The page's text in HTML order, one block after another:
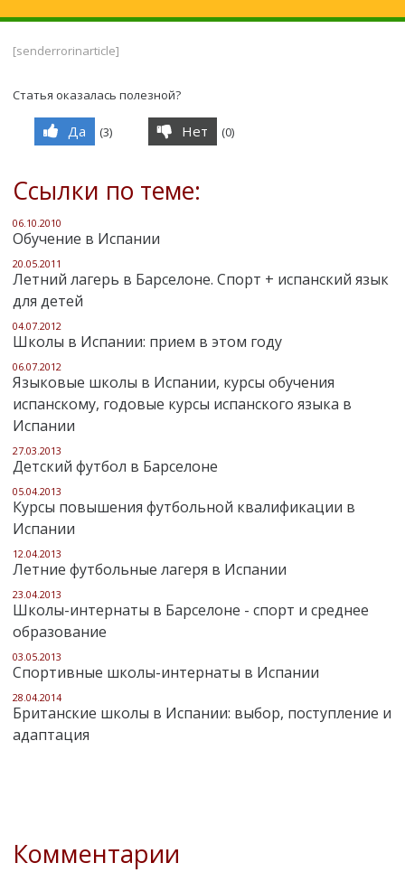
[senderrorinarticle]
Статья оказалась полезной?
Да (3) Нет (0)
Ссылки по теме:
06.10.2010
Обучение в Испании
20.05.2011
Летний лагерь в Барселоне. Спорт + испанский язык
для детей
04.07.2012
Школы в Испании: прием в этом году
06.07.2012
Языковые школы в Испании, курсы обучения
испанскому, годовые курсы испанского языка в
Испании
27.03.2013
Детский футбол в Барселоне
05.04.2013
Курсы повышения футбольной квалификации в
Испании
12.04.2013
Летние футбольные лагеря в Испании
23.04.2013
Школы-интернаты в Барселоне - спорт и среднее
образование
03.05.2013
Спортивные школы-интернаты в Испании
28.04.2014
Британские школы в Испании: выбор, поступление и
адаптация
Комментарии